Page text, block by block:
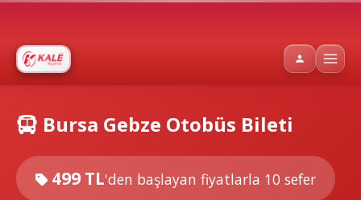
Bursa Gebze Otobüs Bileti
499 TL'den başlayan fiyatlarla 10 sefer